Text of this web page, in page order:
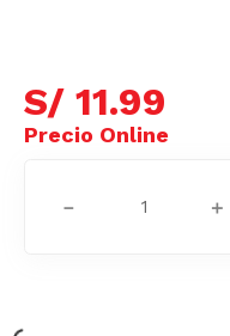
S/ 11.99
＋
－